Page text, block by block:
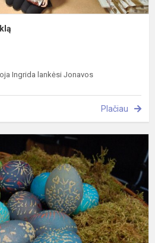
Ingrida lankėsi Jonavos
Plačiau